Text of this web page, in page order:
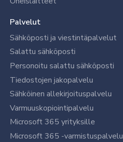
Palvelut
Sähköposti ja viestintäpalvelut
Salattu sähköposti
Personoitu salattu sähköposti
Tiedostojen jakopalvelu
Sähköinen allekirjoituspalvelu
Varmuuskopiointipalvelu
Microsoft 365 yrityksille
Microsoft 365 -varmistuspalvelu